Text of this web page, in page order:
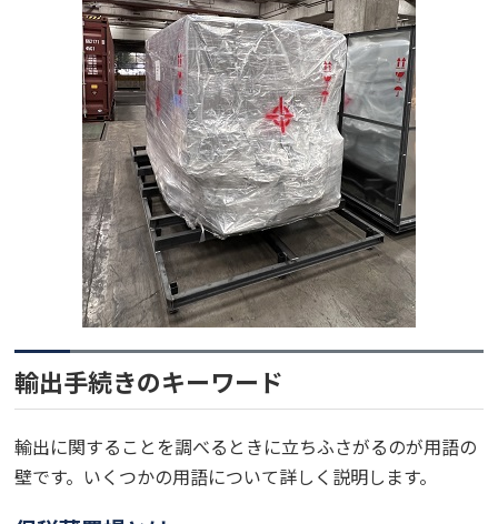
輸出手続きのキーワード
輸出に関することを調べるときに立ちふさがるのが用語の
壁です。いくつかの用語について詳しく説明します。